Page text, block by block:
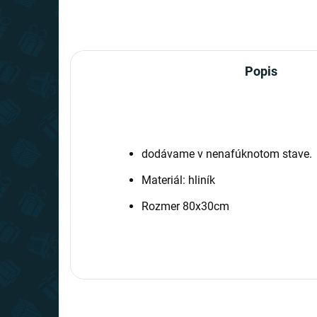
Popis
dodávame v nenafúknotom stave.
Materiál: hliník
Rozmer 80x30cm